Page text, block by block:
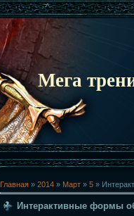
Мега
Главная » 2014 » Март » 5 »
Интерактивные формы